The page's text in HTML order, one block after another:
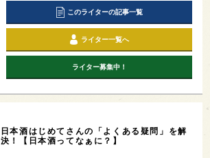
このライターの記事一覧
ライター一覧へ
ライター募集中！
日本酒はじめてさんの「よくある疑問」を解
決！【日本酒ってなぁに？】